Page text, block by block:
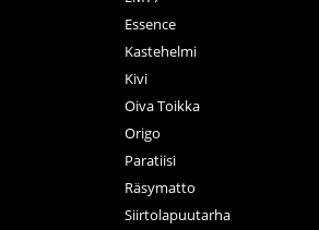
Essence
Kastehelmi
Kivi
Oiva Toikka
Origo
Paratiisi
Räsymatto
Siirtolapuutarha